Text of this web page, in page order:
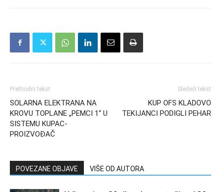
Prethodni tekst
SOLARNA ELEKTRANA NA
KROVU TOPLANE „PEMCI 1“ U
SISTEMU KUPAC-
PROIZVOĐAČ
Sledeći tekst
KUP OFS KLADOVO
TEKIJANCI PODIGLI PEHAR
POVEZANE OBJAVE VIŠE OD AUTORA